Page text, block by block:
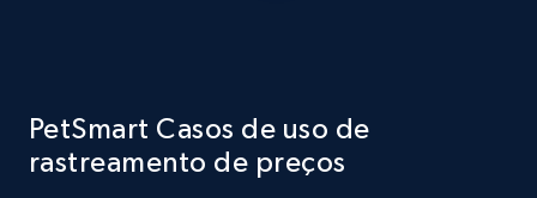
PetSmart Casos de uso de
rastreamento de preços